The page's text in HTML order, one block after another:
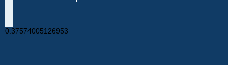
0.37574005126953